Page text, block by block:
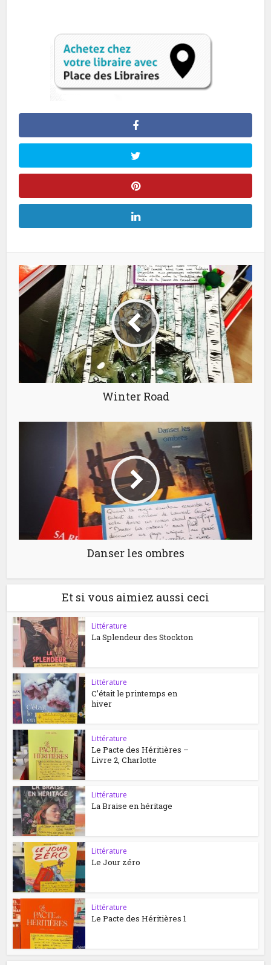
Winter Road
Danser les ombres
Et si vous aimiez aussi ceci
Littérature
La Splendeur des Stockton
Littérature
C’était le printemps en
hiver
Littérature
Le Pacte des Héritières –
Livre 2, Charlotte
Littérature
La Braise en héritage
Littérature
Le Jour zéro
Littérature
Le Pacte des Héritières 1